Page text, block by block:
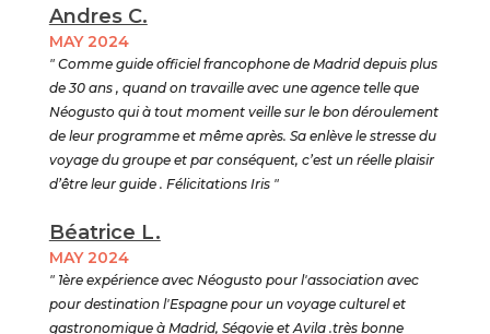
Andres C.
MAY 2024
" Comme guide officiel francophone de Madrid depuis plus
de 30 ans , quand on travaille avec une agence telle que
Néogusto qui à tout moment veille sur le bon déroulement
de leur programme et même après. Sa enlève le stresse du
voyage du groupe et par conséquent, c’est un réelle plaisir
d’être leur guide . Félicitations Iris "
Béatrice L.
MAY 2024
" 1ère expérience avec Néogusto pour l'association avec
pour destination l'Espagne pour un voyage culturel et
gastronomique à Madrid, Ségovie et Avila .très bonne